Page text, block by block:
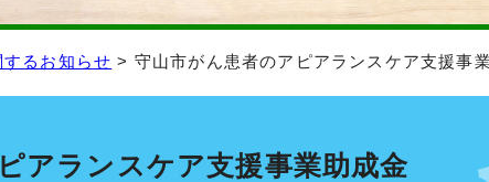
るお知らせ > 守山市がん患者のアピアランスケア支援事
アランスケア支援事業助成金